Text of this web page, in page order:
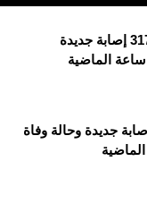
تسجيل 6 حالات وفاة و317 إصابة جديدة
كوفيد19.. تسجيل 354 إصابة جديدة وحالة وفاة